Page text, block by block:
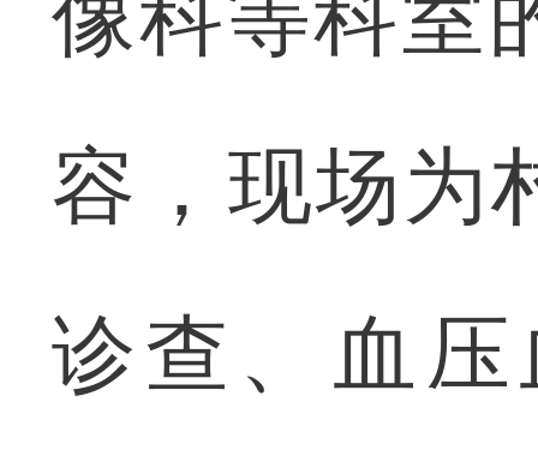
容，现场为
诊查、血